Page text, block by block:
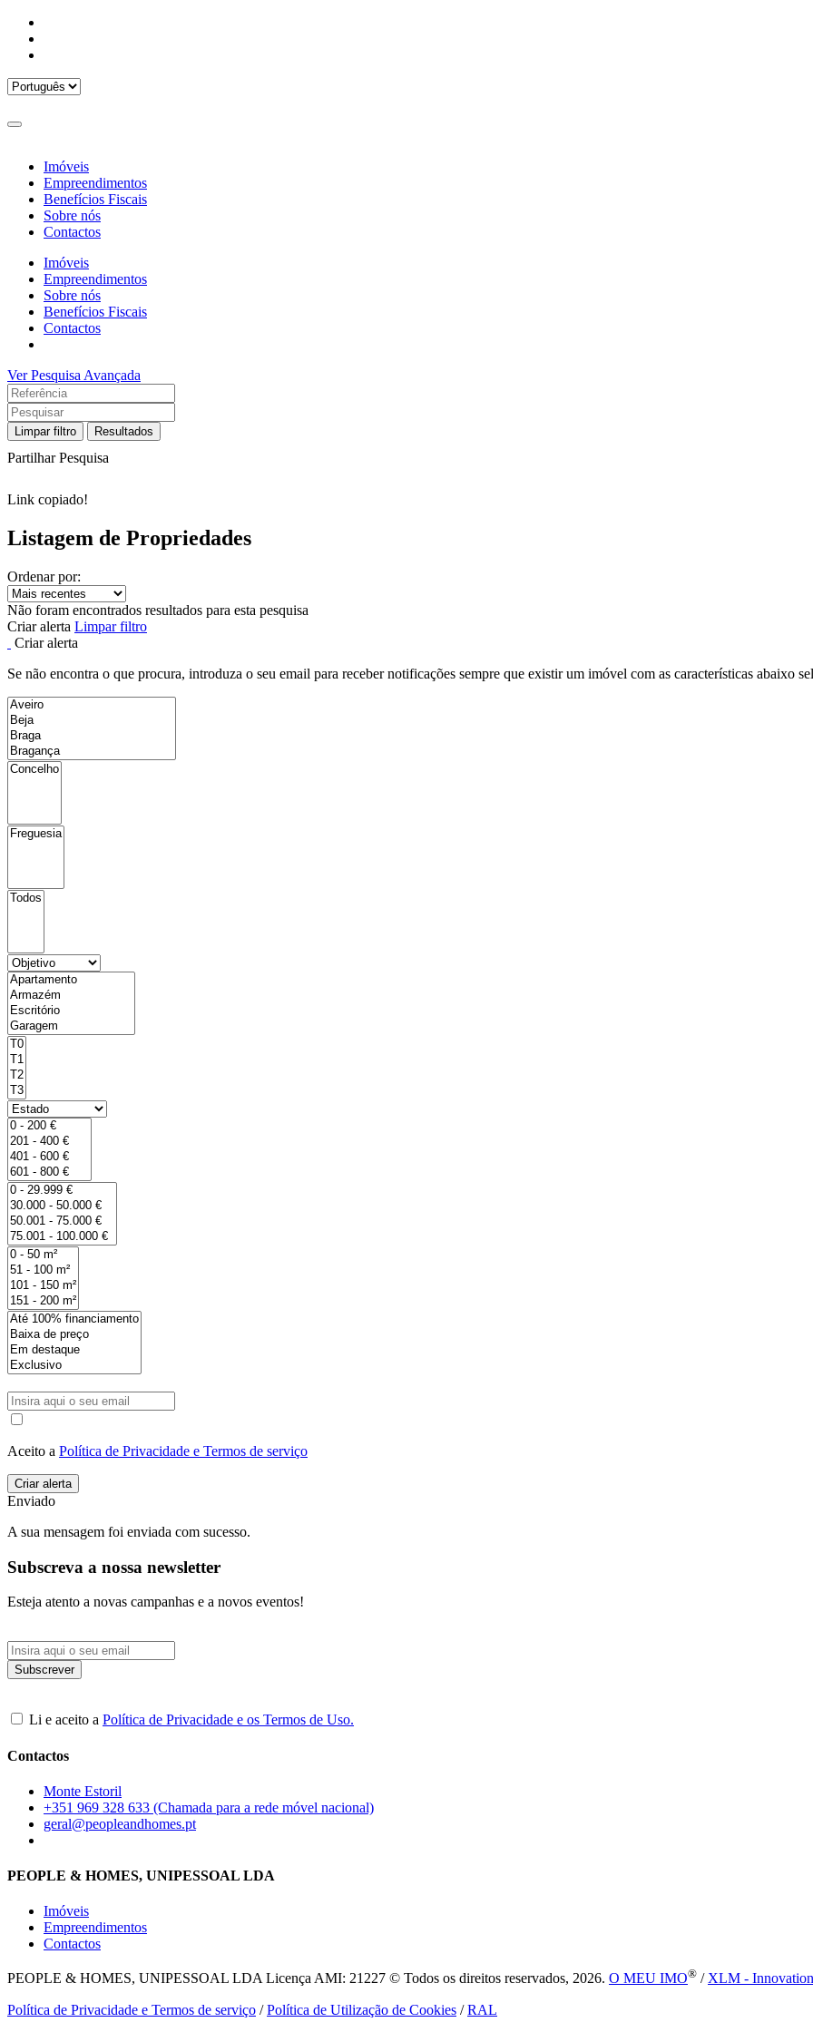
Imóveis
Empreendimentos
Benefícios Fiscais
Sobre nós
Contactos
Imóveis
Empreendimentos
Sobre nós
Benefícios Fiscais
Contactos
Ver Pesquisa Avançada
Limpar filtro Resultados
Partilhar Pesquisa
Link copiado!
Listagem de Propriedades
Ordenar por:
Não foram encontrados resultados para esta pesquisa
Criar alerta Limpar filtro
Criar alerta
Se não encontra o que procura, introduza o seu email para receber notificações sempre que existir um imóvel com as características abaixo
Aceito a Política de Privacidade e Termos de serviço
Enviado
A sua mensagem foi enviada com sucesso.
Subscreva a nossa newsletter
Esteja atento a novas campanhas e a novos eventos!
Li e aceito a Política de Privacidade e os Termos de Uso.
Contactos
Monte Estoril
+351 969 328 633 (Chamada para a rede móvel nacional)
geral@peopleandhomes.pt
PEOPLE & HOMES, UNIPESSOAL LDA
Imóveis
Empreendimentos
Contactos
PEOPLE & HOMES, UNIPESSOAL LDALicença AMI: 21227 © Todos os direitos reservados, 2026. O MEU IMO® /XLM -
Política de Privacidade e Termos de serviço /Política de Utilização de Cookies /RAL